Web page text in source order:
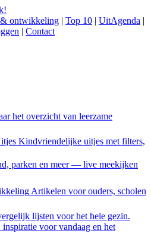
ontwikkeling | Top 10 | UitAgenda |
| Contact
het overzicht van leerzame
Kindvriendelijke uitjes met filters,
parken en meer — live meekijken
Artikelen voor ouders, scholen
lijsten voor het hele gezin.
inspiratie voor vandaag en het